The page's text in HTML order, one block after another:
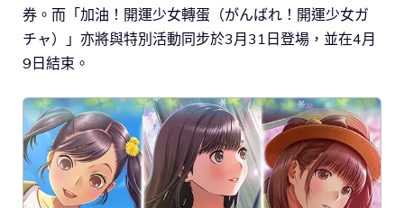
券。而「加油！開運少女轉蛋（がんばれ！開運少女ガ
チャ）」亦將與特別活動同步於3月31日登場，並在4月
9日結束。